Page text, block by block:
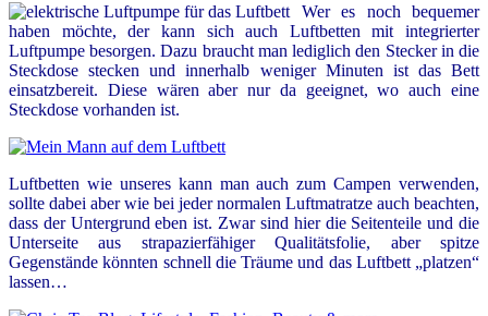
Wer es noch bequemer
haben möchte, der kann sich auch Luftbetten mit integrierter
Luftpumpe besorgen. Dazu braucht man lediglich den Stecker in die
Steckdose stecken und innerhalb weniger Minuten ist das Bett
einsatzbereit. Diese wären aber nur da geeignet, wo auch eine
Steckdose vorhanden ist.
Luftbetten wie unseres kann man auch zum Campen verwenden,
sollte dabei aber wie bei jeder normalen Luftmatratze auch beachten,
dass der Untergrund eben ist. Zwar sind hier die Seitenteile und die
Unterseite aus strapazierfähiger Qualitätsfolie, aber spitze
Gegenstände könnten schnell die Träume und das Luftbett „platzen“
lassen…